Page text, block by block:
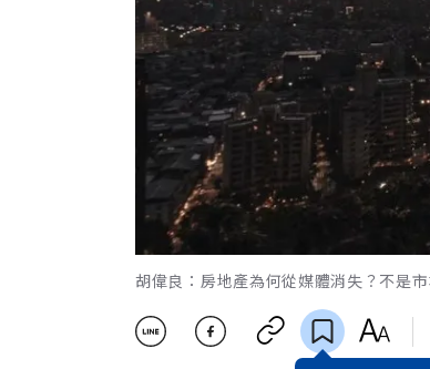
胡偉良：房地產為何從媒體消失？不是